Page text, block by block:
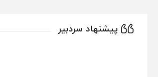
پیشنهاد سردبیر